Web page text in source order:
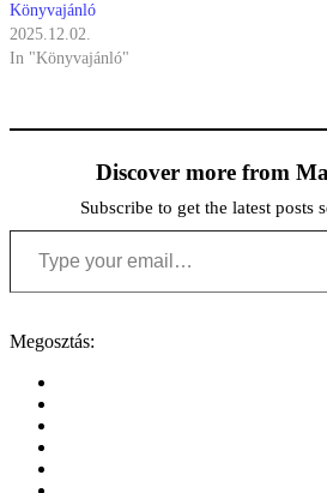
Könyvajánló
2025.12.02.
In "Könyvajánló"
Discover more from
Subscribe to get the latest posts
Type your email…
Megosztás: